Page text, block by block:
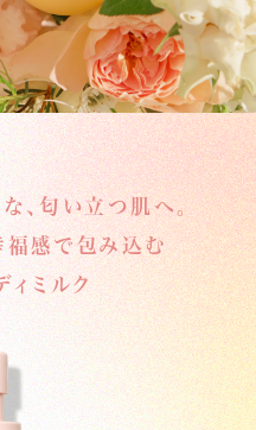
、匂い立つ肌へ。
福感で包み込む
ィミルク